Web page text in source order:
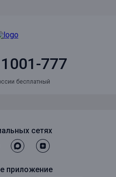
777
бесплатный
сетях
приложение